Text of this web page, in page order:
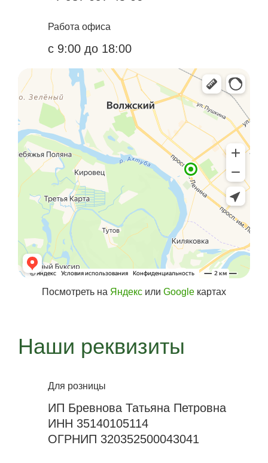
Работа офиса
с 9:00 до 18:00
Посмотреть на Яндекс или Google картах
Наши реквизиты
Для розницы
ИП Бревнова Татьяна Петровна
ИНН 35140105114
ОГРНИП 320352500043041